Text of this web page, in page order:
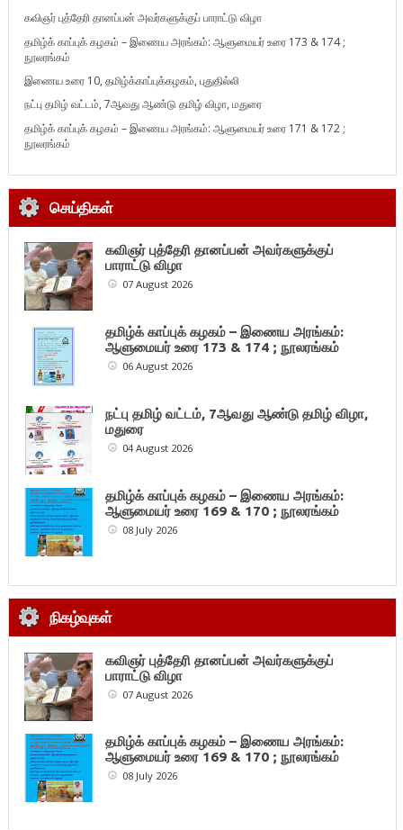
கவிஞர் புத்தேரி தானப்பன் அவர்களுக்குப் பாராட்டு விழா
தமிழ்க் காப்புக் கழகம் – இணைய அரங்கம்: ஆளுமையர் உரை 173 & 174 ;
நூலரங்கம்
இணைய உரை 10, தமிழ்க்காப்புக்கழகம், புதுதில்லி
நட்பு தமிழ் வட்டம், 7ஆவது ஆண்டு தமிழ் விழா, மதுரை
தமிழ்க் காப்புக் கழகம் – இணைய அரங்கம்: ஆளுமையர் உரை 171 & 172 ;
நூலரங்கம்
செய்திகள்
கவிஞர் புத்தேரி தானப்பன் அவர்களுக்குப்
பாராட்டு விழா
07 August 2026
தமிழ்க் காப்புக் கழகம் – இணைய அரங்கம்:
ஆளுமையர் உரை 173 & 174 ; நூலரங்கம்
06 August 2026
நட்பு தமிழ் வட்டம், 7ஆவது ஆண்டு தமிழ் விழா,
மதுரை
04 August 2026
தமிழ்க் காப்புக் கழகம் – இணைய அரங்கம்:
ஆளுமையர் உரை 169 & 170 ; நூலரங்கம்
08 July 2026
நிகழ்வுகள்
கவிஞர் புத்தேரி தானப்பன் அவர்களுக்குப்
பாராட்டு விழா
07 August 2026
தமிழ்க் காப்புக் கழகம் – இணைய அரங்கம்:
ஆளுமையர் உரை 169 & 170 ; நூலரங்கம்
08 July 2026